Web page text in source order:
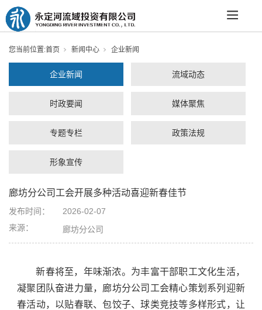
您当前位置:首页 新闻中心 企业新闻
企业新闻 流域动态
时政要闻 媒体聚焦
专题专栏 政策法规
形象宣传
廊坊分公司工会开展多种活动喜迎新春佳节
发布时间：
2026-02-07
来源：
廊坊分公司
新春将至，年味渐浓。为丰富干部职工文化生活，
凝聚团队奋进力量，廊坊分公司工会精心策划系列迎新
春活动，以贴春联、包饺子、球类竞技等多样形式，让